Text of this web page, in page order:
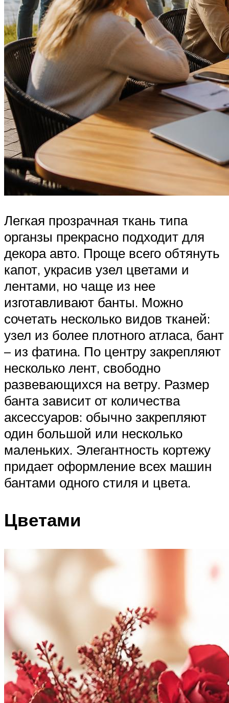
Легкая прозрачная ткань типа
органзы прекрасно подходит для
декора авто. Проще всего обтянуть
капот, украсив узел цветами и
лентами, но чаще из нее
изготавливают банты. Можно
сочетать несколько видов тканей:
узел из более плотного атласа, бант
– из фатина. По центру закрепляют
несколько лент, свободно
развевающихся на ветру. Размер
банта зависит от количества
аксессуаров: обычно закрепляют
один большой или несколько
маленьких. Элегантность кортежу
придает оформление всех машин
бантами одного стиля и цвета.
Цветами